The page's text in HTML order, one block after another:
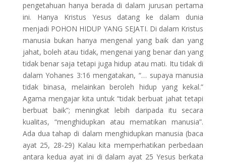
pengetahuan hanya berada di dalam jurusan pertama
ini. Hanya Kristus Yesus datang ke dalam dunia
menjadi POHON HIDUP YANG SEJATI. Di dalam Kristus
manusia bukan hanya mengenal yang baik dan yang
jahat, boleh atau tidak, mengenai yang benar dan yang
tidak benar saja tetapi juga hidup atau mati. Itu tidak di
dalam Yohanes 3:16 mengatakan, “… supaya manusia
tidak binasa, melainkan beroleh hidup yang kekal.”
Agama mengajar kita untuk “tidak berbuat jahat tetapi
berbuat baik”; meningkat lebih daripada itu secara
kualitas, “menghidupkan atau mematikan manusia”.
Ada dua tahap di dalam menghidupkan manusia (baca
ayat 25, 28-29) Kalau kita memperhatikan perbedaan
antara kedua ayat ini di dalam ayat 25 Yesus berkata